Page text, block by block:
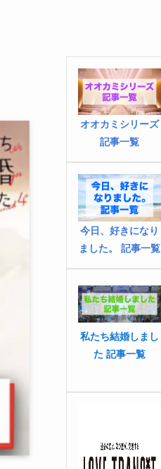
オオカミシリーズ
記事一覧
今日、好きになり
ました。 記事一覧
私たち結婚しまし
た 記事一覧